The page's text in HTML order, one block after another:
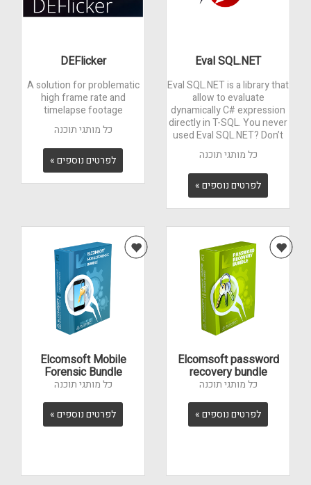
Eval SQL.NET
Eval SQL.NET is a library that
allow to evaluate
dynamically C# expression
directly in T-SQL. You never
used Eval SQL.NET? Don’t
worry, this step-by-step
walkthrough will help you to
understand the library.
Provide to your SQL Server
all missing pieces like
regular expression and
כל מותגי תוכנה
לפרטים נוספים »
DEFlicker
A solution for problematic
high frame rate and
timelapse footage
כל מותגי תוכנה
לפרטים נוספים »
Elcomsoft password
recovery bundle
כל מותגי תוכנה
לפרטים נוספים »
Elcomsoft Mobile
Forensic Bundle
כל מותגי תוכנה
לפרטים נוספים »